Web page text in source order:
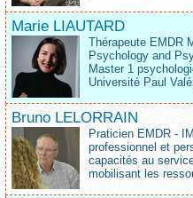
Marie LIAUTARD
Thérapeute EMDR
Psychology and
Master 1
Université Paul
Bruno LELORRAIN
Praticien EMDR -
professionnel et
capacités au
mobilisant les